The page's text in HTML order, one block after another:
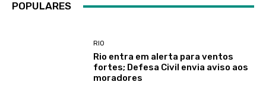
POPULARES
RIO
Rio entra em alerta para ventos
fortes; Defesa Civil envia aviso aos
moradores